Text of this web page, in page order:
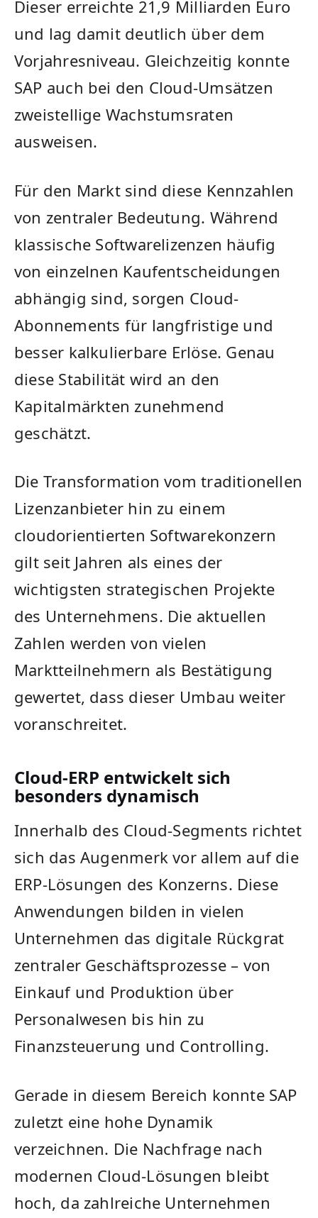
Dieser erreichte 21,9 Milliarden Euro
und lag damit deutlich über dem
Vorjahresniveau. Gleichzeitig konnte
SAP auch bei den Cloud-Umsätzen
zweistellige Wachstumsraten
ausweisen.
Für den Markt sind diese Kennzahlen
von zentraler Bedeutung. Während
klassische Softwarelizenzen häufig
von einzelnen Kaufentscheidungen
abhängig sind, sorgen Cloud-
Abonnements für langfristige und
besser kalkulierbare Erlöse. Genau
diese Stabilität wird an den
Kapitalmärkten zunehmend
geschätzt.
Die Transformation vom traditionellen
Lizenzanbieter hin zu einem
cloudorientierten Softwarekonzern
gilt seit Jahren als eines der
wichtigsten strategischen Projekte
des Unternehmens. Die aktuellen
Zahlen werden von vielen
Marktteilnehmern als Bestätigung
gewertet, dass dieser Umbau weiter
voranschreitet.
Cloud-ERP entwickelt sich
besonders dynamisch
Innerhalb des Cloud-Segments richtet
sich das Augenmerk vor allem auf die
ERP-Lösungen des Konzerns. Diese
Anwendungen bilden in vielen
Unternehmen das digitale Rückgrat
zentraler Geschäftsprozesse – von
Einkauf und Produktion über
Personalwesen bis hin zu
Finanzsteuerung und Controlling.
Gerade in diesem Bereich konnte SAP
zuletzt eine hohe Dynamik
verzeichnen. Die Nachfrage nach
modernen Cloud-Lösungen bleibt
hoch, da zahlreiche Unternehmen